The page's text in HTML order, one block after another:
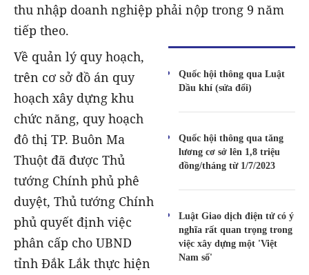
thu nhập doanh nghiệp phải nộp trong 9 năm
tiếp theo.
Quốc hội thông qua Luật
Dầu khí (sửa đổi)
Quốc hội thông qua tăng
lương cơ sở lên 1,8 triệu
đồng/tháng từ 1/7/2023
Luật Giao dịch điện tử có ý
nghĩa rất quan trọng trong
việc xây dựng một 'Việt
Nam số'
Về quản lý quy hoạch,
trên cơ sở đồ án quy
hoạch xây dựng khu
chức năng, quy hoạch
đô thị TP. Buôn Ma
Thuột đã được Thủ
tướng Chính phủ phê
duyệt, Thủ tướng Chính
phủ quyết định việc
phân cấp cho UBND
tỉnh Đắk Lắk thực hiện